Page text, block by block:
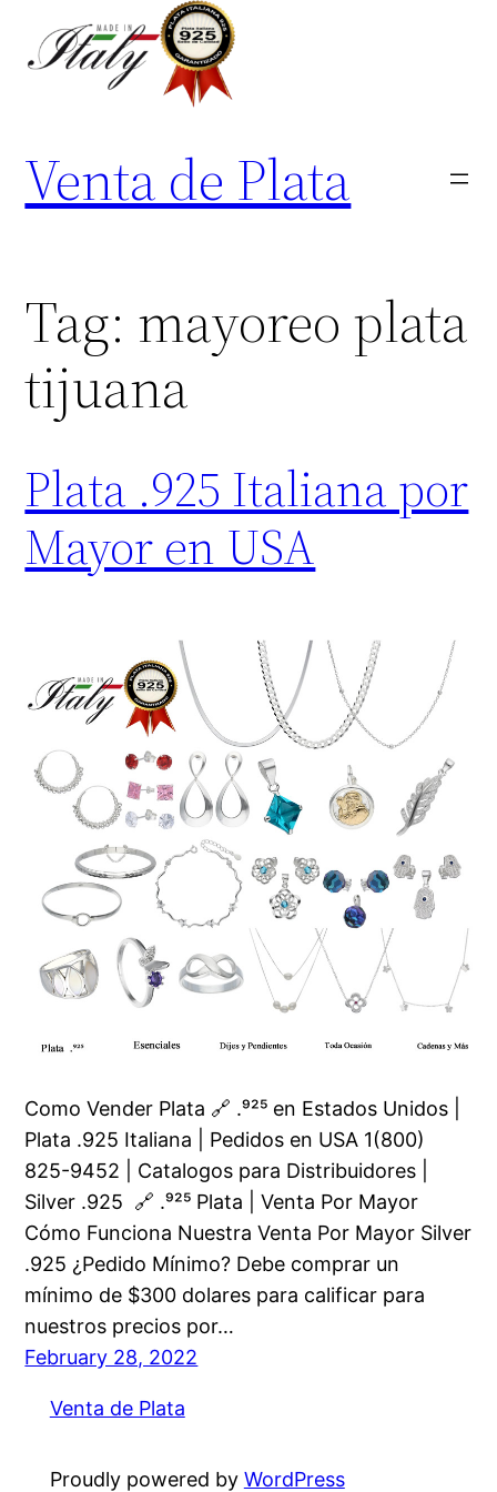
content
Venta de Plata
Tag: mayoreo plata
tijuana
Plata .925 Italiana por
Mayor en USA
Como Vender Plata 🔗 .⁹²⁵ en Estados Unidos |
Plata .925 Italiana | Pedidos en USA 1(800)
825-9452 | Catalogos para Distribuidores |
Silver .925 🔗 .⁹²⁵ Plata | Venta Por Mayor
Cómo Funciona Nuestra Venta Por Mayor Silver
.925 ¿Pedido Mínimo? Debe comprar un
mínimo de $300 dolares para calificar para
nuestros precios por…
February 28, 2022
Venta de Plata
Proudly powered by WordPress